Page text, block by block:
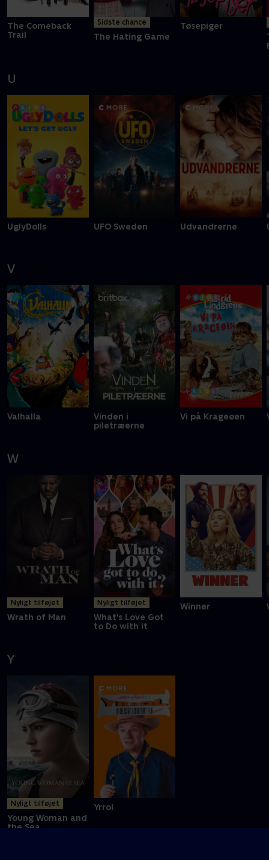
The Comeback
Trail
Sidste chance
The Hating Game
Tøsepiger
U
UglyDolls UFO Sweden Udvandrerne
V
Valhalla
Vinden i
piletræerne
Vi på Krageøen
W
Nyligt tilføjet
Wrath of Man
Nyligt tilføjet
What's Love Got
to Do with it
Winner
Y
Nyligt tilføjet
Young Woman and
the Sea
Yrrol